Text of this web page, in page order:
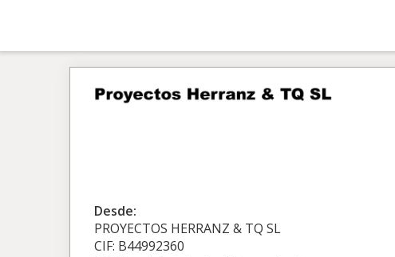
Desde:
PROYECTOS HERRANZ & TQ SL
CIF: B44992360